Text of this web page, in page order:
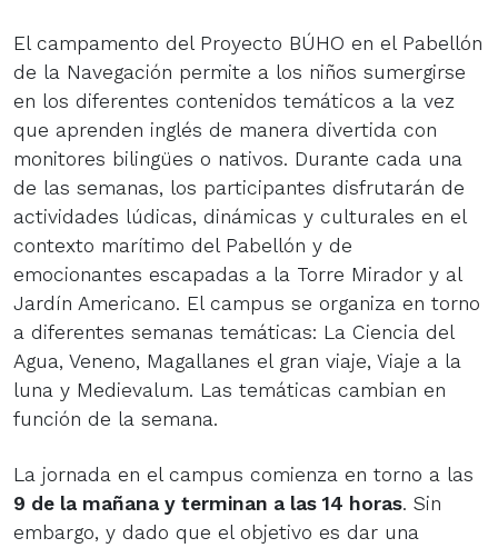
El campamento del Proyecto BÚHO en el Pabellón
de la Navegación permite a los niños sumergirse
en los diferentes contenidos temáticos a la vez
que aprenden inglés de manera divertida con
monitores bilingües o nativos. Durante cada una
de las semanas, los participantes disfrutarán de
actividades lúdicas, dinámicas y culturales en el
contexto marítimo del Pabellón y de
emocionantes escapadas a la Torre Mirador y al
Jardín Americano. El campus se organiza en torno
a diferentes semanas temáticas: La Ciencia del
Agua, Veneno, Magallanes el gran viaje, Viaje a la
luna y Medievalum. Las temáticas cambian en
función de la semana.
La jornada en el campus comienza en torno a las
9 de la mañana y terminan a las 14 horas. Sin
embargo, y dado que el objetivo es dar una